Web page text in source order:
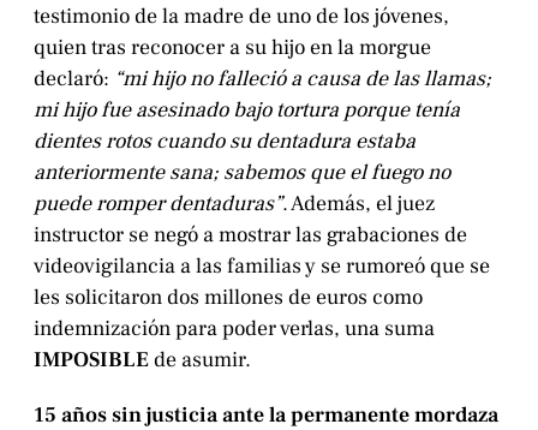
testimonio de la madre de uno de los jóvenes,
quien tras reconocer a su hijo en la morgue
declaró: “mi hijo no falleció a causa de las llamas;
mi hijo fue asesinado bajo tortura porque tenía
dientes rotos cuando su dentadura estaba
anteriormente sana; sabemos que el fuego no
puede romper dentaduras”. Además, el juez
instructor se negó a mostrar las grabaciones de
videovigilancia a las familias y se rumoreó que se
les solicitaron dos millones de euros como
indemnización para poder verlas, una suma
IMPOSIBLEde asumir.
15 años sin justicia ante la permanente mordaza